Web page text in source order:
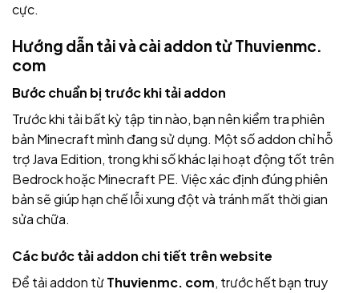
cực.
Hướng dẫn tải và cài addon từ Thuvienmc.
com
Bước chuẩn bị trước khi tải addon
Trước khi tải bất kỳ tập tin nào, bạn nên kiểm tra phiên
bản Minecraft mình đang sử dụng. Một số addon chỉ hỗ
trợ Java Edition, trong khi số khác lại hoạt động tốt trên
Bedrock hoặc Minecraft PE. Việc xác định đúng phiên
bản sẽ giúp hạn chế lỗi xung đột và tránh mất thời gian
sửa chữa.
Các bước tải addon chi tiết trên website
Để tải addon từThuvienmc. com, trước hết bạn truy